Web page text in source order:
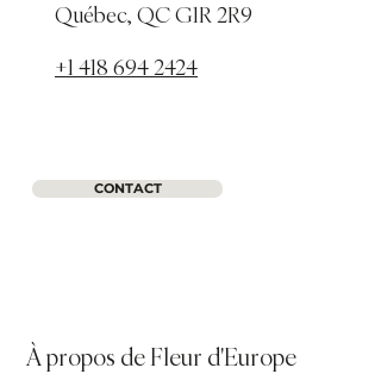
Québec, QC G1R 2R9
+1 418 694 2424
CONTACT
À propos de Fleur d'Europe